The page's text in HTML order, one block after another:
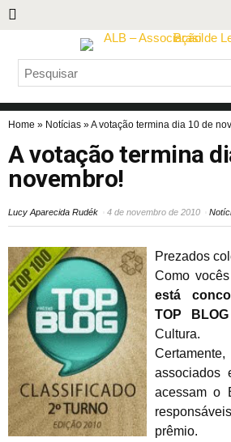
Home » Notícias »A votação termina dia 10 de
A votação termina
novembro!
Lucy Aparecida Rudék 4 de novembro de 2010
Prezados
Como
está
TOP
Cultura.
associados
acessam o
prêmio.